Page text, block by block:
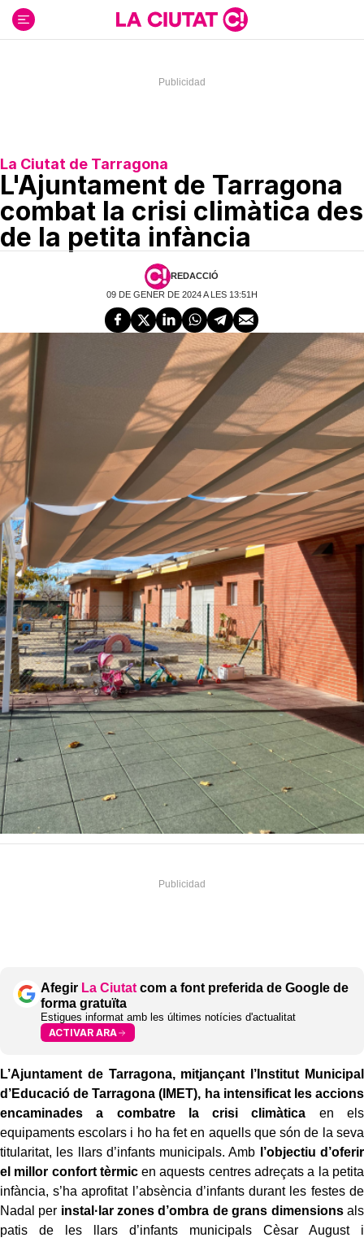
contenido
La Ciutat de Tarragona
L'Ajuntament de Tarragona
combat la crisi climàtica des
de la petita infància
REDACCIÓ
09 DE GENER DE 2024 A LES 13:51H
Afegir La Ciutatcom a font preferida de Google de
forma gratuïta
Estigues informat amb les últimes notícies d'actualitat
ACTIVAR ARA
L’Ajuntament de Tarragona, mitjançant l’Institut Municipal
d’Educació de Tarragona (IMET), ha intensificat les accions
encaminades a combatre la crisi climàtica en els
equipaments escolars i ho ha fet en aquells que són de la seva
titularitat, les llars d’infants municipals. Amb
l’objectiu d’oferir
el millor confort tèrmicen aquests centres adreçats a la petita
infància, s’ha aprofitat l’absència d’infants durant les festes de
Nadal per instal·lar zones d’ombra de grans dimensionsals
patis de les llars d’infants municipals Cèsar August i